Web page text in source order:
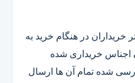
خریداران در هنگام خرید به
اجناس خریداری شده
شده تمام آن ها ارسال